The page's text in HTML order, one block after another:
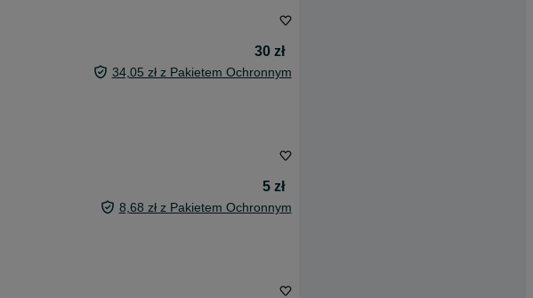
30 zł
34,05 zł z Pakietem Ochronnym
5 zł
8,68 zł z Pakietem Ochronnym